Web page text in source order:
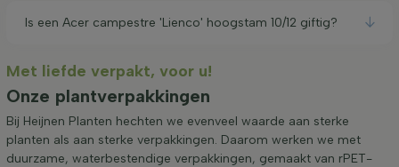
Is een Acer campestre 'Lienco' hoogstam 10/12 giftig?
Met liefde verpakt, voor u!
Onze plantverpakkingen
Bij Heijnen Planten hechten we evenveel waarde aan sterke
planten als aan sterke verpakkingen. Daarom werken we met
duurzame, waterbestendige verpakkingen, gemaakt van rPET-